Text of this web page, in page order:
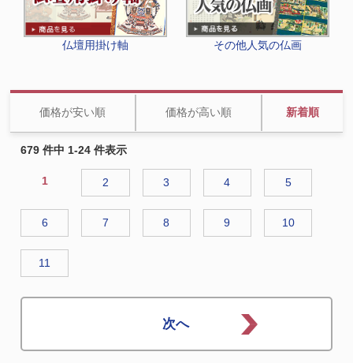
仏壇用掛け軸 その他人気の仏画
価格が安い順 価格が高い順 新着順
679 件中 1-24 件表示
1 2 3 4 5
6 7 8 9 10
11